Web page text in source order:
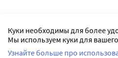
1.Государственный реестр
2. Анатомо-терапевтическо-
Куки необходимы для более
Мы используем куки для
Узнайте больше про